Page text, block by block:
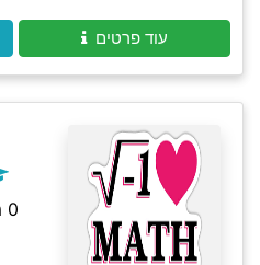
עוד פרטים
0 משובים